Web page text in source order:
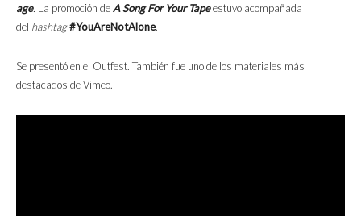
age. La promoción deA Song For Your Tapeestuvo acompañada
del hashtag#YouAreNotAlone.
Se presentó en el Outfest. También fue uno de los materiales más
destacados de Vimeo.